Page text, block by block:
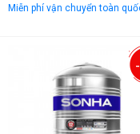
Miễn phí vận chuyển toàn